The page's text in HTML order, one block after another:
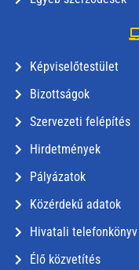
Képviselőtestület
Bizottságok
Szervezeti felépítés
Hirdetmények
Pályázatok
Közérdekű adatok
Hivatali telefonkönyv
Élő közvetítés